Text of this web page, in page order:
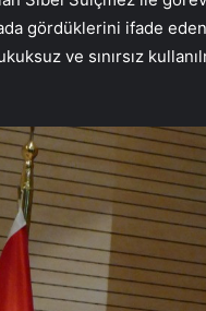
gördüklerini ifade eden
ve sınırsız